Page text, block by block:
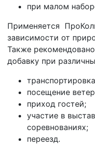
при малом
Применяется
зависимости от
Также
добавку при
посещение
приход гостей;
участие в
соревнованиях;
переезд.